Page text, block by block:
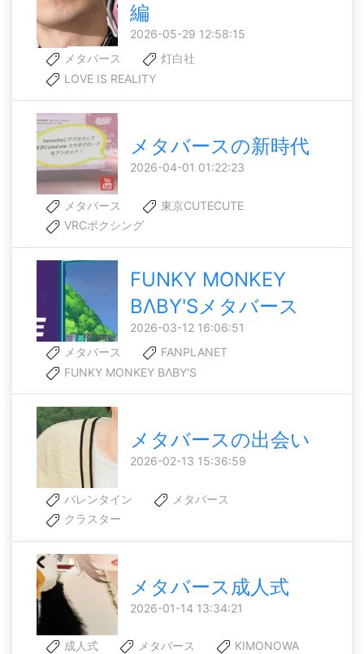
編
2026-05-29 12:58:15
メタバース
灯白社
LOVE IS REALITY
メタバースの新時代
2026-04-01 01:22:23
メタバース
東京CUTECUTE
VRCボクシング
FUNKY MONKEY
BΛBY'Sメタバース
2026-03-12 16:06:51
メタバース
FANPLANET
FUNKY MONKEY BΛBY'S
メタバースの出会い
2026-02-13 15:36:59
バレンタイン
メタバース
クラスター
メタバース成人式
2026-01-14 13:34:21
成人式 メタバース KIMONOWA